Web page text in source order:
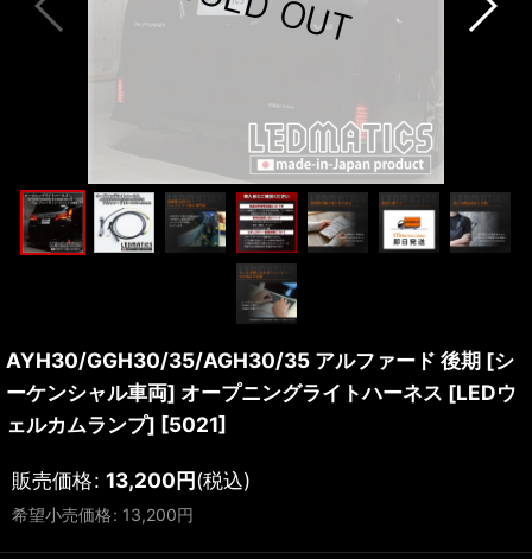
AYH30/GGH30/35/AGH30/35 アルファード 後期 [シ
ーケンシャル車両] オープニングライトハーネス [LEDウ
ェルカムランプ] [5021]
販売価格: 13,200円(税込)
希望小売価格: 13,200円